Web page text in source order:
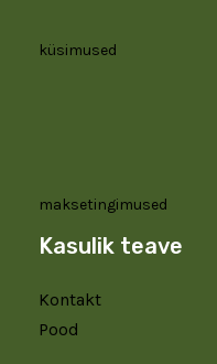
küsimused
maksetingimused
Kasulik teave
Kontakt
Pood